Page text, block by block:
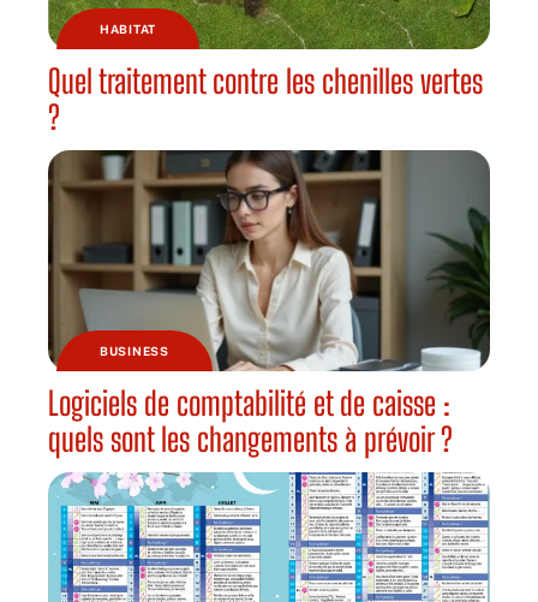
HABITAT
Quel traitement contre les chenilles vertes
?
BUSINESS
Logiciels de comptabilité et de caisse :
quels sont les changements à prévoir ?